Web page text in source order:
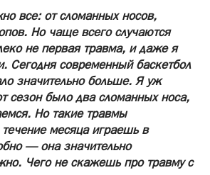
все: от сломанных носов,
Но чаще всего случаются
не первая травма, и даже я
Сегодня современный баскетбол
значительно больше. Я уж
сезон было два сломанных носа,
Но такие травмы
месяца играешь в
— она значительно
Чего не скажешь про травму с